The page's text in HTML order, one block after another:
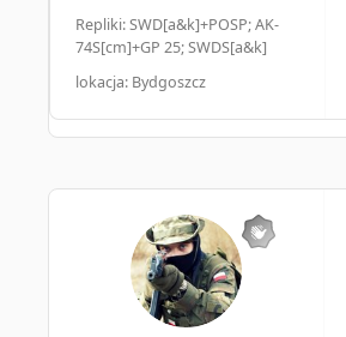
Repliki: SWD[a&k]+POSP; AK-
74S[cm]+GP 25; SWDS[a&k]
lokacja: Bydgoszcz